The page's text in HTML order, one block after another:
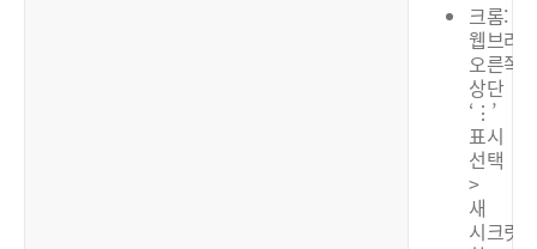
크롬:
웹브라
오른쪽
상단
‘⋮’
표시
선택
>
새
시크릿